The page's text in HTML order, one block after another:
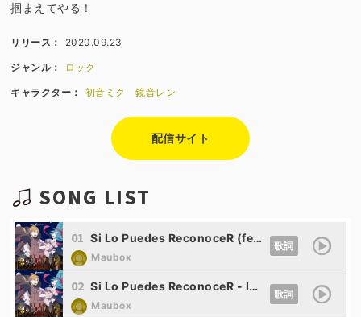
掴まえてやる！
リリース： 2020.09.23
ジャンル： ロック
キャラクター： 初音ミク 鏡音レン
配信サイト
SONG LIST
01 Si Lo Puedes ReconoceR (feat. 初音ミク&鏡音レン)
Maubox
歌詞
02 Si Lo Puedes ReconoceR - Instrumental
Maubox
歌詞